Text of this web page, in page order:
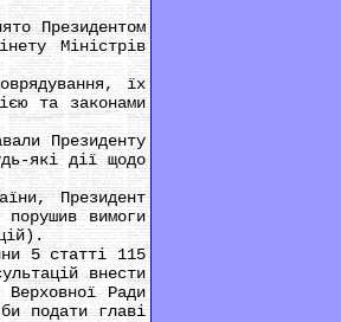
Президентом
Міністрів
їх
та законами
Президенту
які дії щодо
Президент
вимоги
5 статті 115
внести
Ради
подати главі